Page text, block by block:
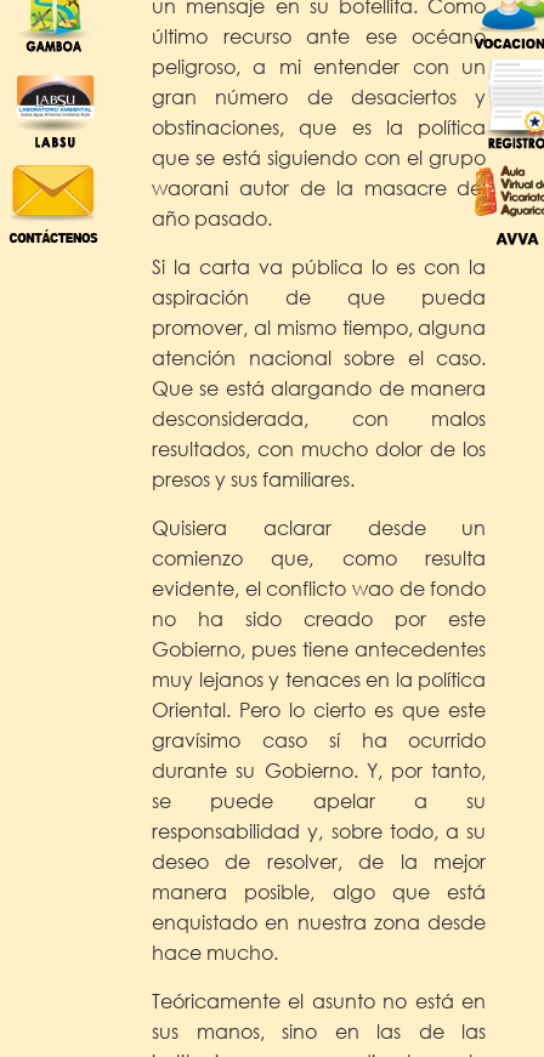
último recurso ante ese océano
peligroso, a mi entender con un
gran número de desaciertos y
obstinaciones, que es la política
que se está siguiendo con el grupo
waorani autor de la masacre del
año pasado.
Si la carta va pública lo es con la
aspiración de que pueda
promover, al mismo tiempo, alguna
atención nacional sobre el caso.
Que se está alargando de manera
desconsiderada, con malos
resultados, con mucho dolor de los
presos y sus familiares.
Quisiera aclarar desde un
comienzo que, como resulta
evidente, el conflicto wao de fondo
no ha sido creado por este
Gobierno, pues tiene antecedentes
muy lejanos y tenaces en la política
Oriental. Pero lo cierto es que este
gravísimo caso sí ha ocurrido
durante su Gobierno. Y, por tanto,
se puede apelar a su
responsabilidad y, sobre todo, a su
deseo de resolver, de la mejor
manera posible, algo que está
enquistado en nuestra zona desde
hace mucho.
Teóricamente el asunto no está en
sus manos, sino en las de las